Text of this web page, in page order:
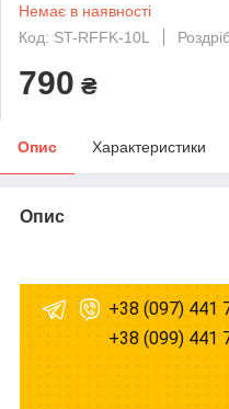
Немає в наявності
Код: ST-RFFK-10L
790 ₴
Опис Характеристики
Опис
+38 (097) 441
+38 (099) 441